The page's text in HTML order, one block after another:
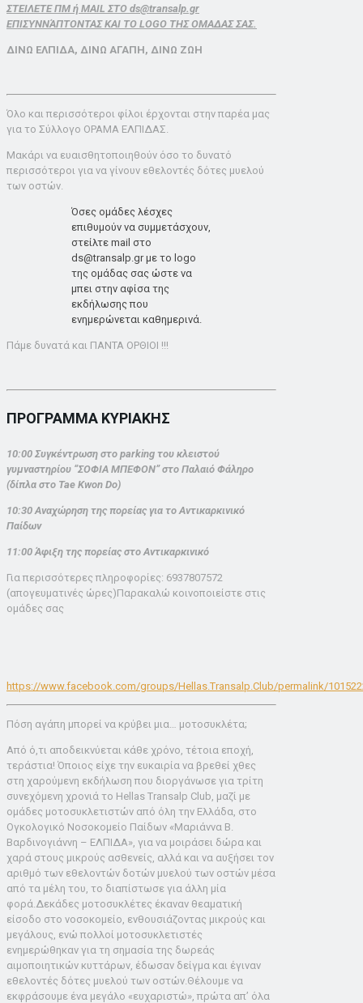
ΣΤΕΙΛΕΤΕ ΠΜ ή MAIL ΣΤΟ ds@transalp.gr
ΕΠΙΣΥΝΝΆΠΤΟΝΤΑΣ ΚΑΙ ΤΟ LOGO ΤΗΣ ΟΜΑΔΑΣ ΣΑΣ.
ΔΙΝΩ ΕΛΠΙΔΑ, ΔΙΝΩ ΑΓΑΠΗ, ΔΙΝΩ ΖΩΗ
Όλο και περισσότεροι φίλοι έρχονται στην παρέα μας
για το Σύλλογο ΟΡΑΜΑ ΕΛΠΙΔΑΣ.
Μακάρι να ευαισθητοποιηθούν όσο το δυνατό
περισσότεροι για να γίνουν εθελοντές δότες μυελού
των οστών.
Όσες ομάδες λέσχες
επιθυμούν να συμμετάσχουν,
στείλτε mail στο
ds@transalp.gr με το logo
της ομάδας σας ώστε να
μπει στην αφίσα της
εκδήλωσης που
ενημερώνεται καθημερινά.
Πάμε δυνατά και ΠΑΝΤΑ ΟΡΘΙΟΙ !!!
ΠΡΟΓΡΑΜΜΑ ΚΥΡΙΑΚΗΣ
10:00 Συγκέντρωση στο parking του κλειστού
γυμναστηρίου “ΣΟΦΙΑ ΜΠΕΦΟΝ” στο Παλαιό Φάληρο
(δίπλα στο Tae Kwon Do)
10:30 Αναχώρηση της πορείας για το Αντικαρκινικό
Παίδων
11:00 Άφιξη της πορείας στο Αντικαρκινικό
Για περισσότερες πληροφορίες: 6937807572
(απογευματινές ώρες)Παρακαλώ κοινοποιείστε στις
ομάδες σας
https://www.facebook.com/groups/Hellas.Transalp.Club/permalink/
Πόση αγάπη μπορεί να κρύβει μια… μοτοσυκλέτα;
Από ό,τι αποδεικνύεται κάθε χρόνο, τέτοια εποχή,
τεράστια! Όποιος είχε την ευκαιρία να βρεθεί χθες
στη χαρούμενη εκδήλωση που διοργάνωσε για τρίτη
συνεχόμενη χρονιά το Hellas Transalp Club, μαζί με
ομάδες μοτοσυκλετιστών από όλη την Ελλάδα, στο
Ογκολογικό Νοσοκομείο Παίδων «Μαριάννα Β.
Βαρδινογιάννη – ΕΛΠΙΔΑ», για να μοιράσει δώρα και
χαρά στους μικρούς ασθενείς, αλλά και να αυξήσει τον
αριθμό των εθελοντών δοτών μυελού των οστών μέσα
από τα μέλη του, το διαπίστωσε για άλλη μία
φορά.Δεκάδες μοτοσυκλέτες έκαναν θεαματική
είσοδο στο νοσοκομείο, ενθουσιάζοντας μικρούς και
μεγάλους, ενώ πολλοί μοτοσυκλετιστές
ενημερώθηκαν για τη σημασία της δωρεάς
αιμοποιητικών κυττάρων, έδωσαν δείγμα και έγιναν
εθελοντές δότες μυελού των οστών.Θέλουμε να
εκφράσουμε ένα μεγάλο «ευχαριστώ», πρώτα απ’ όλα